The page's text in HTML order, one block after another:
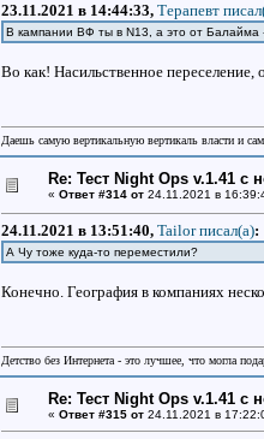
23.11.2021 в 14:44:33, Терапевт
В кампании ВФ ты в N13, а это от Балайма
Во как! Насильственное
Даешь самую вертикальную вертикаль власти и
Re: Тест Night Ops v.1.41 с
« Ответ #314 от24.11.2021 в
24.11.2021 в 13:51:40, Tailor писал(a):
А Чу тоже куда-то переместили?
Конечно. География в компаниях
Детство без Интернета - это лучшее, что могла
Re: Тест Night Ops v.1.41 с
« Ответ #315 от24.11.2021 в